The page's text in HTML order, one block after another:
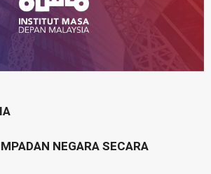
NEGARA SECARA